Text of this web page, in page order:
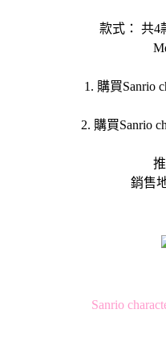
款式： 共4
1. 購買Sanrio
2. 購買Sanrio
銷售
Sanrio